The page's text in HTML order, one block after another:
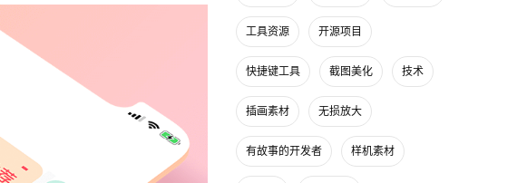
工具资源 开源项目
快捷键工具 截图美化 技术
插画素材 无损放大
有故事的开发者 样机素材